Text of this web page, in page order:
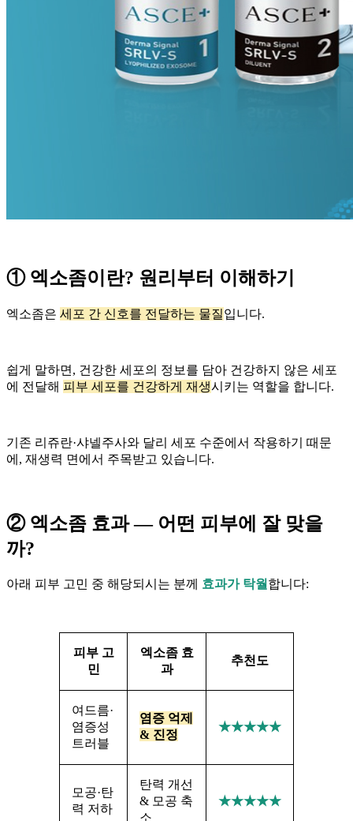
① 엑소좀이란? 원리부터 이해하기
엑소좀은 세포 간 신호를 전달하는 물질입니다.
쉽게 말하면, 건강한 세포의 정보를 담아 건강하지 않은 세포
에 전달해 피부 세포를 건강하게 재생시키는 역할을 합니다.
기존 리쥬란·샤넬주사와 달리 세포 수준에서 작용하기 때문
에, 재생력 면에서 주목받고 있습니다.
② 엑소좀 효과 — 어떤 피부에 잘 맞을
까?
아래 피부 고민 중 해당되시는 분께 효과가 탁월 합니다:
피부 고
민
엑소좀 효
과
추천도
여드름·
염증성
트러블
염증 억제
& 진정
★★★★★
모공·탄
력 저하
탄력 개선
& 모공 축
소
★★★★★